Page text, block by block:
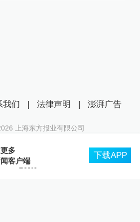
多
客户端
下载APP
我们 | 法律声明 | 澎湃广告
上海东方报业有限公司
息服务许可证：31120170006
安备 31010602000299号